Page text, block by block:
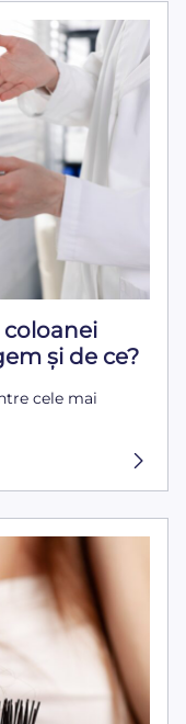
coloanei
și de ce?
cele mai